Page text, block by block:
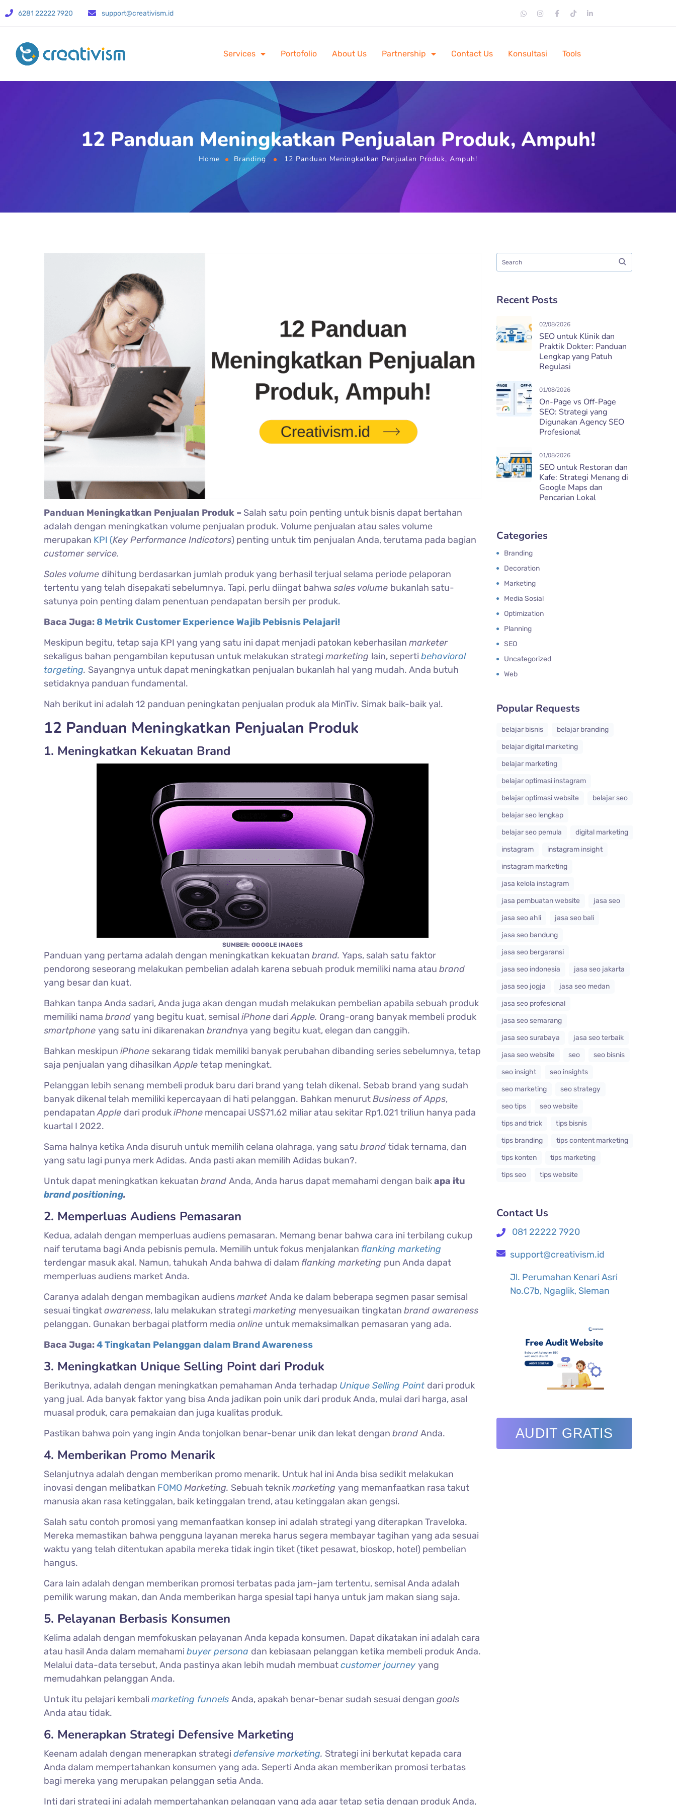
6281 22222 7920 support@creativism.id
Services Portofolio About Us Partnership Contact Us Konsultasi Tools
12 Panduan Meningkatkan Penjualan Produk, Ampuh!
Home Branding 12 Panduan Meningkatkan Penjualan Produk, Ampuh!
Panduan Meningkatkan Penjualan Produk – Salah satu poin penting untuk bisnis dapat bertahan
adalah dengan meningkatkan volume penjualan produk. Volume penjualan atau sales volume
merupakan KPI (Key Performance Indicators) penting untuk tim penjualan Anda, terutama pada bagian
customer service.
Sales volume dihitung berdasarkan jumlah produk yang berhasil terjual selama periode pelaporan
tertentu yang telah disepakati sebelumnya. Tapi, perlu diingat bahwa sales volume bukanlah satu-
satunya poin penting dalam penentuan pendapatan bersih per produk.
Baca Juga:8 Metrik Customer Experience Wajib Pebisnis Pelajari!
Meskipun begitu, tetap saja KPI yang yang satu ini dapat menjadi patokan keberhasilan marketer
sekaligus bahan pengambilan keputusan untuk melakukan strategi marketing lain, seperti behavioral
targeting. Sayangnya untuk dapat meningkatkan penjualan bukanlah hal yang mudah. Anda butuh
setidaknya panduan fundamental.
Nah berikut ini adalah 12 panduan peningkatan penjualan produk ala MinTiv. Simak baik-baik ya!.
12 Panduan Meningkatkan Penjualan Produk
1. Meningkatkan Kekuatan Brand
SUMBER: GOOGLE IMAGES
Panduan yang pertama adalah dengan meningkatkan kekuatan brand. Yaps, salah satu faktor
pendorong seseorang melakukan pembelian adalah karena sebuah produk memiliki nama atau brand
yang besar dan kuat.
Bahkan tanpa Anda sadari, Anda juga akan dengan mudah melakukan pembelian apabila sebuah produk
memiliki nama brand yang begitu kuat, semisal iPhone dariApple. Orang-orang banyak membeli produk
smartphone yang satu ini dikarenakan brandnya yang begitu kuat, elegan dan canggih.
Bahkan meskipun iPhone sekarang tidak memiliki banyak perubahan dibanding series sebelumnya, tetap
saja penjualan yang dihasilkanApple tetap meningkat.
Pelanggan lebih senang membeli produk baru dari brand yang telah dikenal. Sebab brand yang sudah
banyak dikenal telah memiliki kepercayaan di hati pelanggan. Bahkan menurutBusiness of Apps,
pendapatanApple dari produkiPhone mencapai US$71,62 miliar atau sekitar Rp1.021 triliun hanya pada
kuartal I 2022.
Sama halnya ketika Anda disuruh untuk memilih celana olahraga, yang satu brand tidak ternama, dan
yang satu lagi punya merk Adidas. Anda pasti akan memilih Adidas bukan?.
Untuk dapat meningkatkan kekuatan brand Anda, Anda harus dapat memahami dengan baikapa itu
brand positioning.
2. Memperluas Audiens Pemasaran
Kedua, adalah dengan memperluas audiens pemasaran. Memang benar bahwa cara ini terbilang cukup
naif terutama bagi Anda pebisnis pemula. Memilih untuk fokus menjalankan flanking marketing
terdengar masuk akal. Namun, tahukah Anda bahwa di dalam flanking marketing pun Anda dapat
memperluas audiens market Anda.
Caranya adalah dengan membagikan audiensmarket Anda ke dalam beberapa segmen pasar semisal
sesuai tingkatawareness, lalu melakukan strategi marketing menyesuaikan tingkatan brand awareness
pelanggan. Gunakan berbagai platform media online untuk memaksimalkan pemasaran yang ada.
Baca Juga:4 Tingkatan Pelanggan dalam Brand Awareness
3. Meningkatkan Unique Selling Point dari Produk
Berikutnya, adalah dengan meningkatkan pemahaman Anda terhadap Unique Selling Point dari produk
yang jual. Ada banyak faktor yang bisa Anda jadikan poin unik dari produk Anda, mulai dari harga, asal
muasal produk, cara pemakaian dan juga kualitas produk.
Pastikan bahwa poin yang ingin Anda tonjolkan benar-benar unik dan lekat dengan brand Anda.
4. Memberikan Promo Menarik
Selanjutnya adalah dengan memberikan promo menarik. Untuk hal ini Anda bisa sedikit melakukan
inovasi dengan melibatkan FOMO Marketing. Sebuah teknikmarketing yang memanfaatkan rasa takut
manusia akan rasa ketinggalan, baik ketinggalan trend, atau ketinggalan akan gengsi.
Salah satu contoh promosi yang memanfaatkan konsep ini adalah strategi yang diterapkan Traveloka.
Mereka memastikan bahwa pengguna layanan mereka harus segera membayar tagihan yang ada sesuai
waktu yang telah ditentukan apabila mereka tidak ingin tiket (tiket pesawat, bioskop, hotel) pembelian
hangus.
Cara lain adalah dengan memberikan promosi terbatas pada jam-jam tertentu, semisal Anda adalah
pemilik warung makan, dan Anda memberikan harga spesial tapi hanya untuk jam makan siang saja.
5. Pelayanan Berbasis Konsumen
Kelima adalah dengan memfokuskan pelayanan Anda kepada konsumen. Dapat dikatakan ini adalah cara
atau hasil Anda dalam memahami buyer persona dan kebiasaan pelanggan ketika membeli produk Anda.
Melalui data-data tersebut, Anda pastinya akan lebih mudah membuatcustomer journey yang
memudahkan pelanggan Anda.
Untuk itu pelajari kembali marketing funnels Anda, apakah benar-benar sudah sesuai dengan goals
Anda atau tidak.
6. Menerapkan Strategi Defensive Marketing
Keenam adalah dengan menerapkan strategi defensive marketing. Strategi ini berkutat kepada cara
Anda dalam mempertahankan konsumen yang ada. Seperti Anda akan memberikan promosi terbatas
bagi mereka yang merupakan pelanggan setia Anda.
Inti dari strategi ini adalah mempertahankan pelanggan yang ada agar tetap setia dengan produk Anda,
Recent Posts
02/08/2026
SEO untuk Klinik dan
Praktik Dokter: Panduan
Lengkap yang Patuh
Regulasi
01/08/2026
On-Page vs Off-Page
SEO: Strategi yang
Digunakan Agency SEO
Profesional
01/08/2026
SEO untuk Restoran dan
Kafe: Strategi Menang di
Google Maps dan
Pencarian Lokal
Categories
Branding
Decoration
Marketing
Media Sosial
Optimization
Planning
SEO
Uncategorized
Web
Popular Requests
belajar bisnis
belajar branding
belajar digital marketing
belajar marketing
belajar optimasi instagram
belajar optimasi website
belajar seo
belajar seo lengkap
belajar seo pemula
digital marketing
instagram
instagram insight
instagram marketing
jasa kelola instagram
jasa pembuatan website
jasa seo
jasa seo ahli
jasa seo bali
jasa seo bandung
jasa seo bergaransi
jasa seo indonesia
jasa seo jakarta
jasa seo jogja
jasa seo medan
jasa seo profesional
jasa seo semarang
jasa seo surabaya
jasa seo terbaik
jasa seo website
seo
seo bisnis
seo insight
seo insights
seo marketing
seo strategy
seo tips
seo website
tips and trick
tips bisnis
tips branding
tips content marketing
tips konten
tips marketing
tips seo
tips website
Contact Us
081 22222 7920
support@creativism.id
Jl. Perumahan Kenari Asri
No.C7b, Ngaglik, Sleman
AUDIT GRATIS